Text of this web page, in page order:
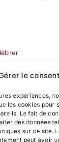
le
expériences,
les cookies pour
Le fait de
des données
sur ce site.
peut avoir
–